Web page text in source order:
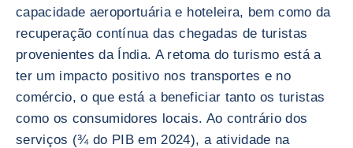
capacidade aeroportuária e hoteleira, bem como da
recuperação contínua das chegadas de turistas
provenientes da Índia. A retoma do turismo está a
ter um impacto positivo nos transportes e no
comércio, o que está a beneficiar tanto os turistas
como os consumidores locais. Ao contrário dos
serviços (¾ do PIB em 2024), a atividade na